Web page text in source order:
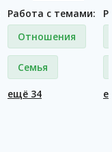
Работа с темами:
Отношения
Семья
ещё 34